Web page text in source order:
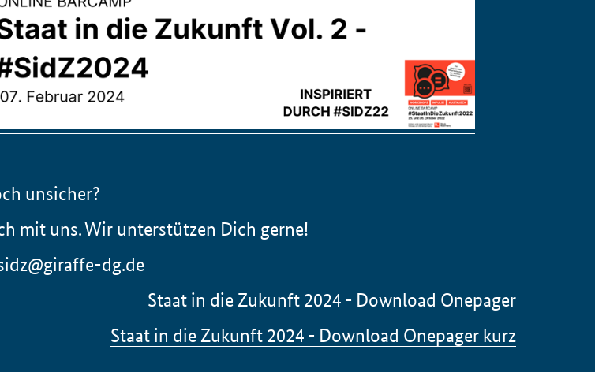
unsicher?
mit uns. Wir unterstützen Dich gerne!
dg.de
Staat in die Zukunft 2024 - Download Onepager
Staat in die Zukunft 2024 - Download Onepager kurz